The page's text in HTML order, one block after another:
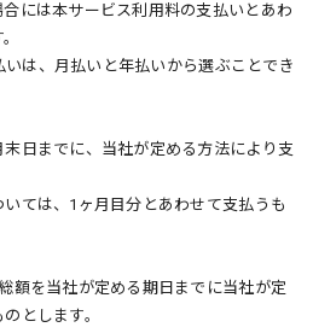
には本サービス利用料の支払いとあわ
は、月払いと年払いから選ぶことでき
日までに、当社が定める方法により支
ては、1ヶ月目分とあわせて支払うも
額を当社が定める期日までに当社が定
とします。